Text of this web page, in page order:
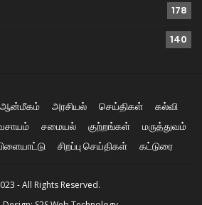
178
140
ஆன்மீகம் அரசியல் செய்திகள்
கல்வி
சமையல் குற்றங்கள்
மருத்துவம்
சிறப்பு செய்திகள் கட்டுரை
- All Rights Reserved.